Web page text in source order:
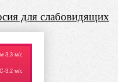
для слабовидящих
З,3 м/с
З,2 м/с